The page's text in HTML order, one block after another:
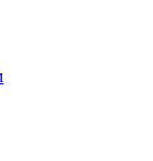
магнитные валы